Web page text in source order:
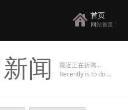
首页
网站首页！
新闻
最近正在折腾...
Recently is to do ...